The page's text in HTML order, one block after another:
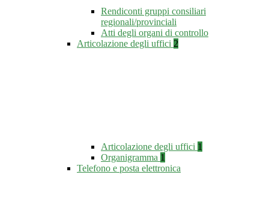
Rendiconti gruppi consiliari
regionali/provinciali
Atti degli organi di controllo
Articolazione degli uffici 2
Articolazione degli uffici 1
Organigramma 1
Telefono e posta elettronica